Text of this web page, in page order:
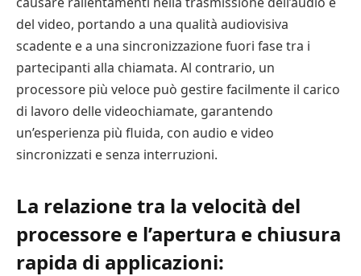
del video, portando a una qualità audiovisiva
scadente e a una sincronizzazione fuori fase tra i
partecipanti alla chiamata. Al contrario, un
processore più veloce può gestire facilmente il carico
di lavoro delle videochiamate, garantendo
un’esperienza più fluida, con audio e video
sincronizzati e senza interruzioni.
La relazione tra la velocità del
processore e l’apertura e chiusura
rapida di applicazioni: